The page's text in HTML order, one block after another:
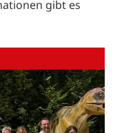
gibt es